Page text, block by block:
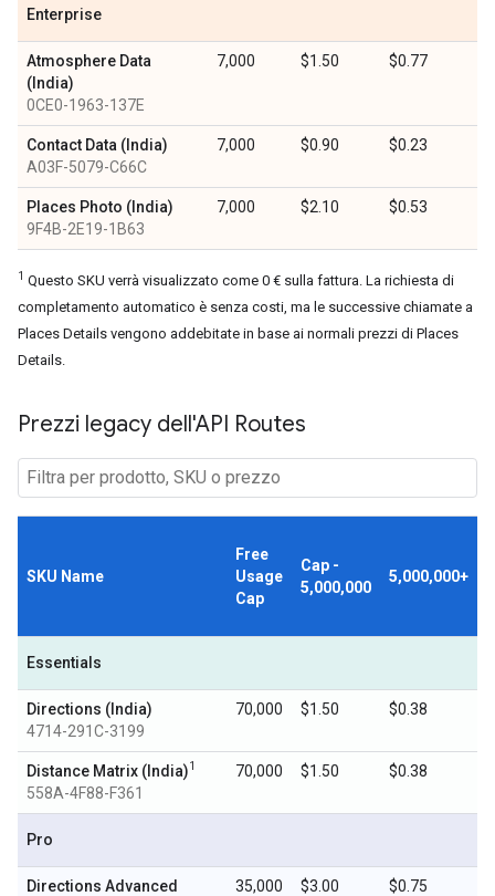
Enterprise
Atmosphere Data
(India)
0CE0-1963-137E
7,000 $1.50 $0.77
Contact Data (India)
A03F-5079-C66C
7,000 $0.90 $0.23
Places Photo (India)
9F4B-2E19-1B63
7,000 $2.10 $0.53
1 Questo SKU verrà visualizzato come 0 € sulla fattura. La richiesta di
completamento automatico è senza costi, ma le successive chiamate a
Places Details vengono addebitate in base ai normali prezzi di Places
Details.
Prezzi legacy dell'API Routes
SKU Name
Free
Usage
Cap
Cap -
5,000,000
5,000,000+
Essentials
Directions (India)
4714-291C-3199
70,000 $1.50 $0.38
Distance Matrix (India)1
558A-4F88-F361
70,000 $1.50 $0.38
Pro
Directions Advanced
35,000 $3.00 $0.75